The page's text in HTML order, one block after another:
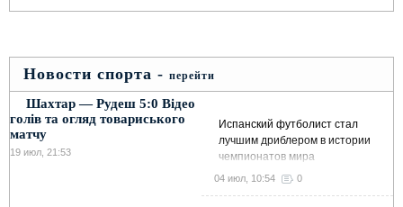
Новости спорта - перейти
Шахтар — Рудеш 5:0 Відео
голів та огляд товариського
матчу
19 июл, 21:53
Испанский футболист стал
лучшим дриблером в истории
чемпионатов мира
04 июл, 10:54 0